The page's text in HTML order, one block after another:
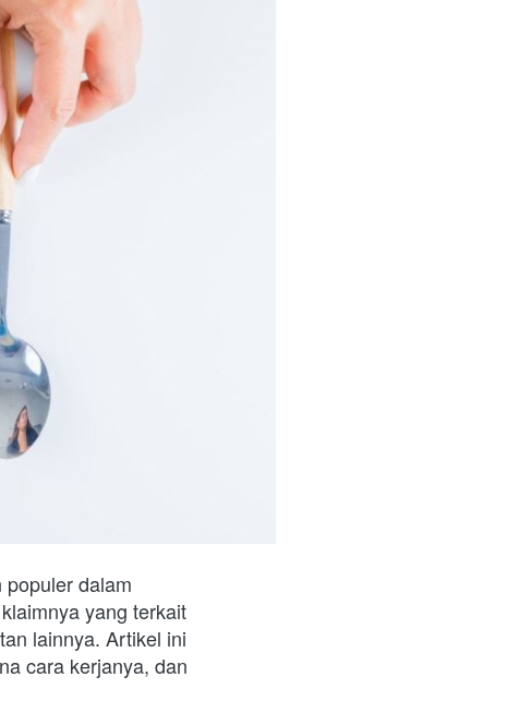
dalam
yang terkait
lainnya. Artikel ini
cara kerjanya, dan